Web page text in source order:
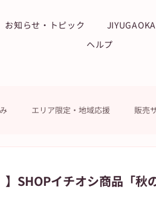
お知らせ・トピック
ヘルプ
エリア限定・地域応援 販売
】SHOPイチオシ商品「秋